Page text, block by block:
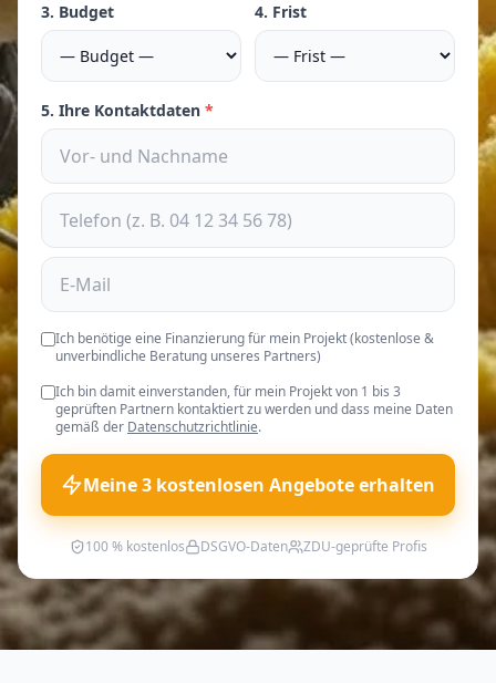
3. Budget 4. Frist
5. Ihre Kontaktdaten *
Ich benötige eine Finanzierung für mein Projekt (kostenlose &
unverbindliche Beratung unseres Partners)
Ich bin damit einverstanden, für mein Projekt von 1 bis 3
geprüften Partnern kontaktiert zu werden und dass meine Daten
gemäß der Datenschutzrichtlinie.
Meine 3 kostenlosen Angebote erhalten
100 % kostenlos DSGVO-Daten ZDU-geprüfte Profis